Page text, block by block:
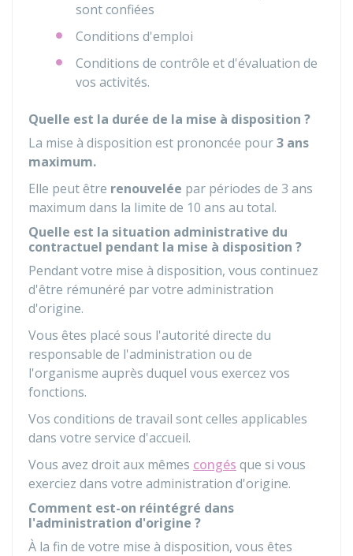
sont confiées
Conditions d'emploi
Conditions de contrôle et d'évaluation de
vos activités.
Quelle est la durée de la mise à disposition ?
La mise à disposition est prononcée pour3 ans
maximum.
Elle peut être renouvelée par périodes de 3 ans
maximum dans la limite de 10 ans au total.
Quelle est la situation administrative du
contractuel pendant la mise à disposition ?
Pendant votre mise à disposition, vous continuez
d'être rémunéré par votre administration
d'origine.
Vous êtes placé sous l'autorité directe du
responsable de l'administration ou de
l'organisme auprès duquel vous exercez vos
fonctions.
Vos conditions de travail sont celles applicables
dans votre service d'accueil.
Vous avez droit aux mêmes congés que si vous
exerciez dans votre administration d'origine.
Comment est-on réintégré dans
l'administration d'origine ?
À la fin de votre mise à disposition, vous êtes